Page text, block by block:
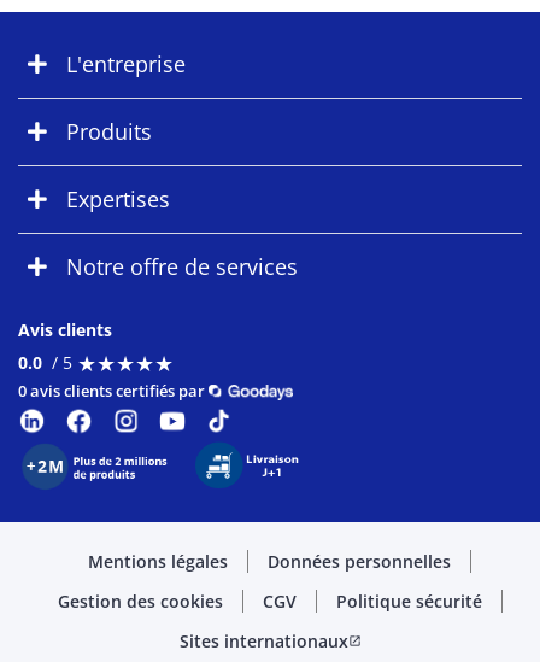
L'entreprise
Produits
Expertises
Notre offre de services
Avis clients
0.0 / 5 ★★★★★
★★★★★
0 avis clients certifiés par
Mentions légales
Données personnelles
Gestion des cookies
CGV
Politique sécurité
Sites internationauxopen_in_new